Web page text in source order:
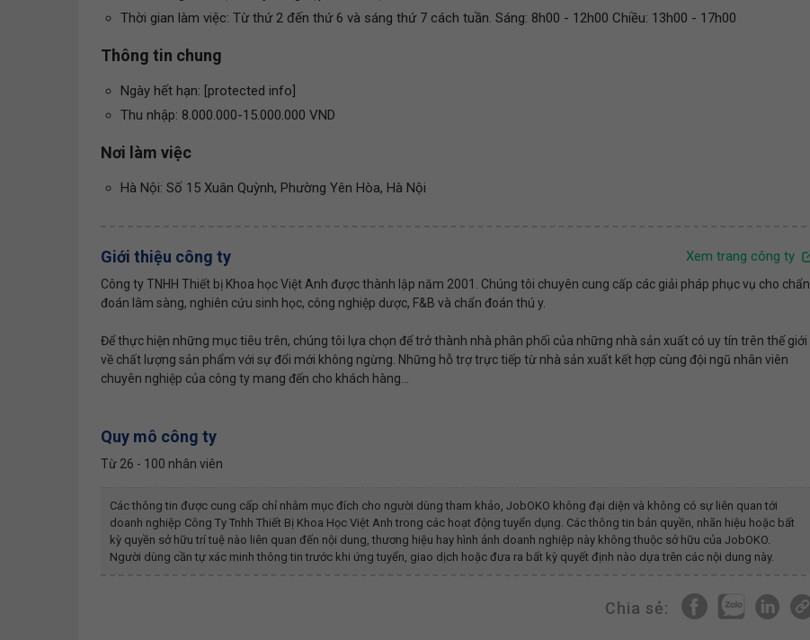
Thời gian làm việc: Từ thứ 2 đến thứ 6 và sáng thứ 7 cách tuần. Sáng: 8h00 - 12h00 Chiều: 13h00 - 17h00
Thông tin chung
Ngày hết hạn: [protected info]
Thu nhập: 8.000.000-15.000.000 VND
Nơi làm việc
Hà Nội: Số 15 Xuân Quỳnh, Phường Yên Hòa, Hà Nội
Giới thiệu công ty Xem trang công ty
Công ty TNHH Thiết bị Khoa học Việt Anh được thành lập năm 2001. Chúng tôi chuyên cung cấp các giải pháp phục vụ cho chẩn
đoán lâm sàng, nghiên cứu sinh học, công nghiệp dược, F&B và chẩn đoán thú y.
Để thực hiện những mục tiêu trên, chúng tôi lựa chọn để trở thành nhà phân phối của những nhà sản xuất có uy tín trên thế giới
về chất lượng sản phẩm với sự đổi mới không ngừng. Những hỗ trợ trực tiếp từ nhà sản xuất kết hợp cùng đội ngũ nhân viên
chuyên nghiệp của công ty mang đến cho khách hàng...
Quy mô công ty
Từ 26 - 100 nhân viên
Các thông tin được cung cấp chỉ nhằm mục đích cho người dùng tham khảo, JobOKO không đại diện và không có sự liên quan tới
doanh nghiệp Công Ty Tnhh Thiết Bị Khoa Học Việt Anh trong các hoạt động tuyển dụng. Các thông tin bản quyền, nhãn hiệu hoặc bất
kỳ quyền sở hữu trí tuệ nào liên quan đến nội dung, thương hiệu hay hình ảnh doanh nghiệp này không thuộc sở hữu của JobOKO.
Người dùng cần tự xác minh thông tin trước khi ứng tuyển, giao dịch hoặc đưa ra bất kỳ quyết định nào dựa trên các nội dung này.
Chia sẻ: